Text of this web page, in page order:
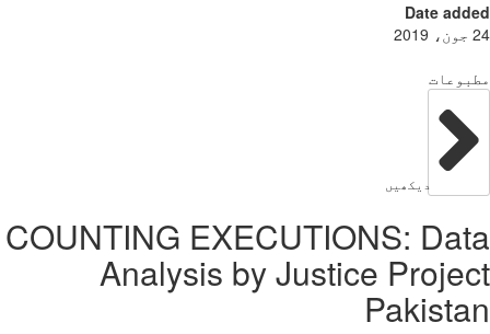
Date
دیکھیں
COUNTING EXECUTIONS:
Analysis by Justice